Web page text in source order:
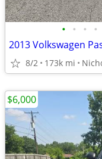
• • • •
2013 Volkswagen
8/2 173k mi
$6,000